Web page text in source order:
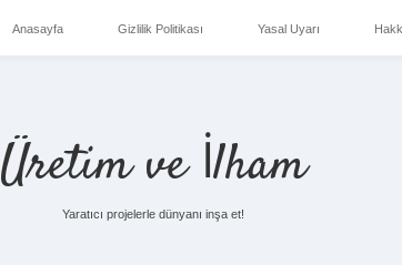
Anasayfa Gizlilik Politikası Yasal Uyarı
Üretim ve İlham
Yaratıcı projelerle dünyanı inşa et!